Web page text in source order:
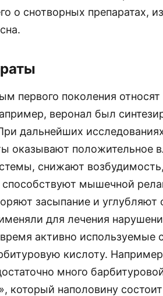
о снотворных препаратах,
первого поколения
веронал был
дальнейших
оказывают положительное
снижают
способствуют мышечной
засыпание и
для лечения
активно
кислоту.
много
который наполовину